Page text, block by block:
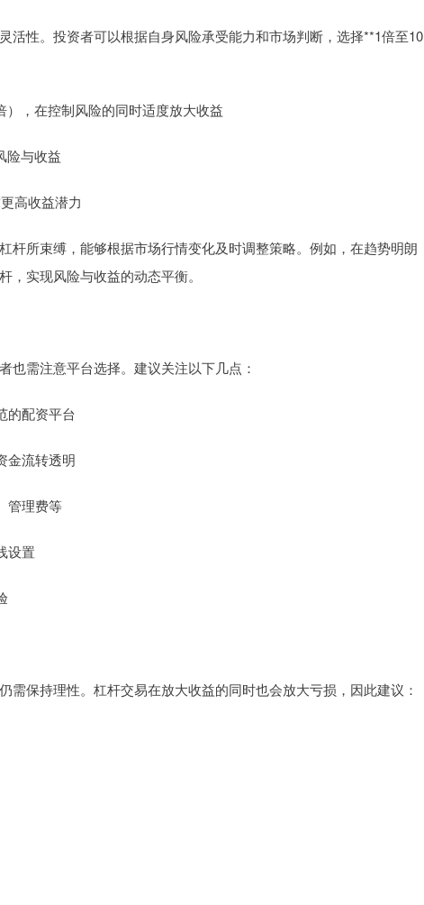
活性。投资者可以根据自身风险承受能力和市场判断，选择**1倍至10
，在控制风险的同时适度放大收益
险与收益
高收益潜力
杆所束缚，能够根据市场行情变化及时调整策略。例如，在趋势明朗
实现风险与收益的动态平衡。
也需注意平台选择。建议关注以下几点：
的配资平台
金流转透明
管理费等
设置
需保持理性。杠杆交易在放大收益的同时也会放大亏损，因此建议：